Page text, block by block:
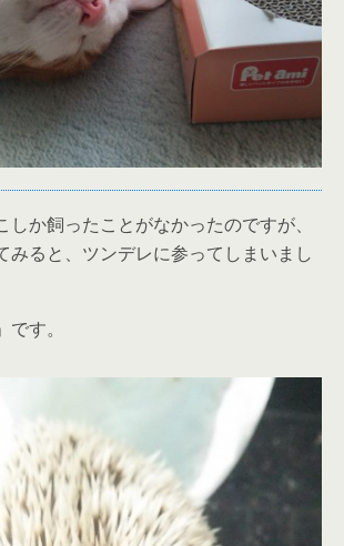
か飼ったことがなかったのですが、
みると、ツンデレに参ってしまいまし
す。